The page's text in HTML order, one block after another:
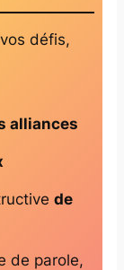
défis,
alliances
de
de parole,